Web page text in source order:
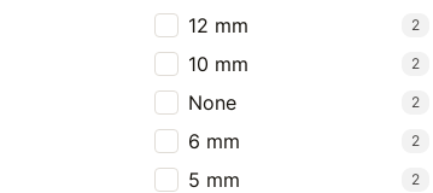
12 mm 2
10 mm 2
None 2
6 mm 2
5 mm 2